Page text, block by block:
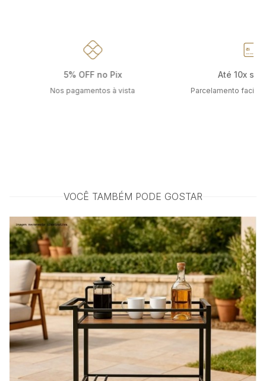
5% OFF no Pix
Nos pagamentos à vista
Até 10x
Parcelamento
VOCÊ TAMBÉM PODE GOSTAR